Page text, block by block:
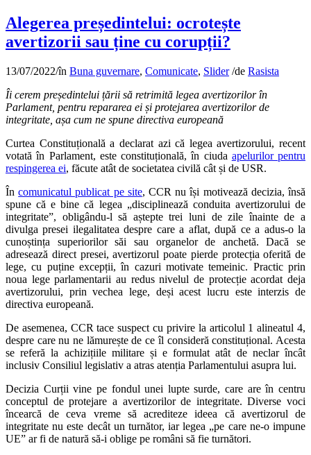
Alegerea președintelui: ocrotește
avertizorii sau ține cu corupții?
13/07/2022/în Buna guvernare, Comunicate, Slider /de Rasista
Îi cerem președintelui țării să retrimită legea avertizorilor în
Parlament, pentru repararea ei și protejarea avertizorilor de
integritate, așa cum ne spune directiva europeană
Curtea Constituțională a declarat azi că legea avertizorului, recent
votată în Parlament, este constituțională, în ciuda apelurilor pentru
respingerea ei, făcute atât de societatea civilă cât și de USR.
Încomunicatul publicat pe site, CCR nu își motivează decizia, însă
spune că e bine că legea „disciplinează conduita avertizorului de
integritate”, obligându-l să aștepte trei luni de zile înainte de a
divulga presei ilegalitatea despre care a aflat, după ce a adus-o la
cunoștința superiorilor săi sau organelor de anchetă. Dacă se
adresează direct presei, avertizorul poate pierde protecția oferită de
lege, cu puține excepții, în cazuri motivate temeinic. Practic prin
noua lege parlamentarii au redus nivelul de protecție acordat deja
avertizorului, prin vechea lege, deși acest lucru este interzis de
directiva europeană.
De asemenea, CCR tace suspect cu privire la articolul 1 alineatul 4,
despre care nu ne lămurește de ce îl consideră constituțional. Acesta
se referă la achizițiile militare și e formulat atât de neclar încât
inclusiv Consiliul legislativ a atras atenția Parlamentului asupra lui.
Decizia Curții vine pe fondul unei lupte surde, care are în centru
conceptul de protejare a avertizorilor de integritate. Diverse voci
încearcă de ceva vreme să acrediteze ideea că avertizorul de
integritate nu este decât un turnător, iar legea „pe care ne-o impune
UE” ar fi de natură să-i oblige pe români să fie turnători.